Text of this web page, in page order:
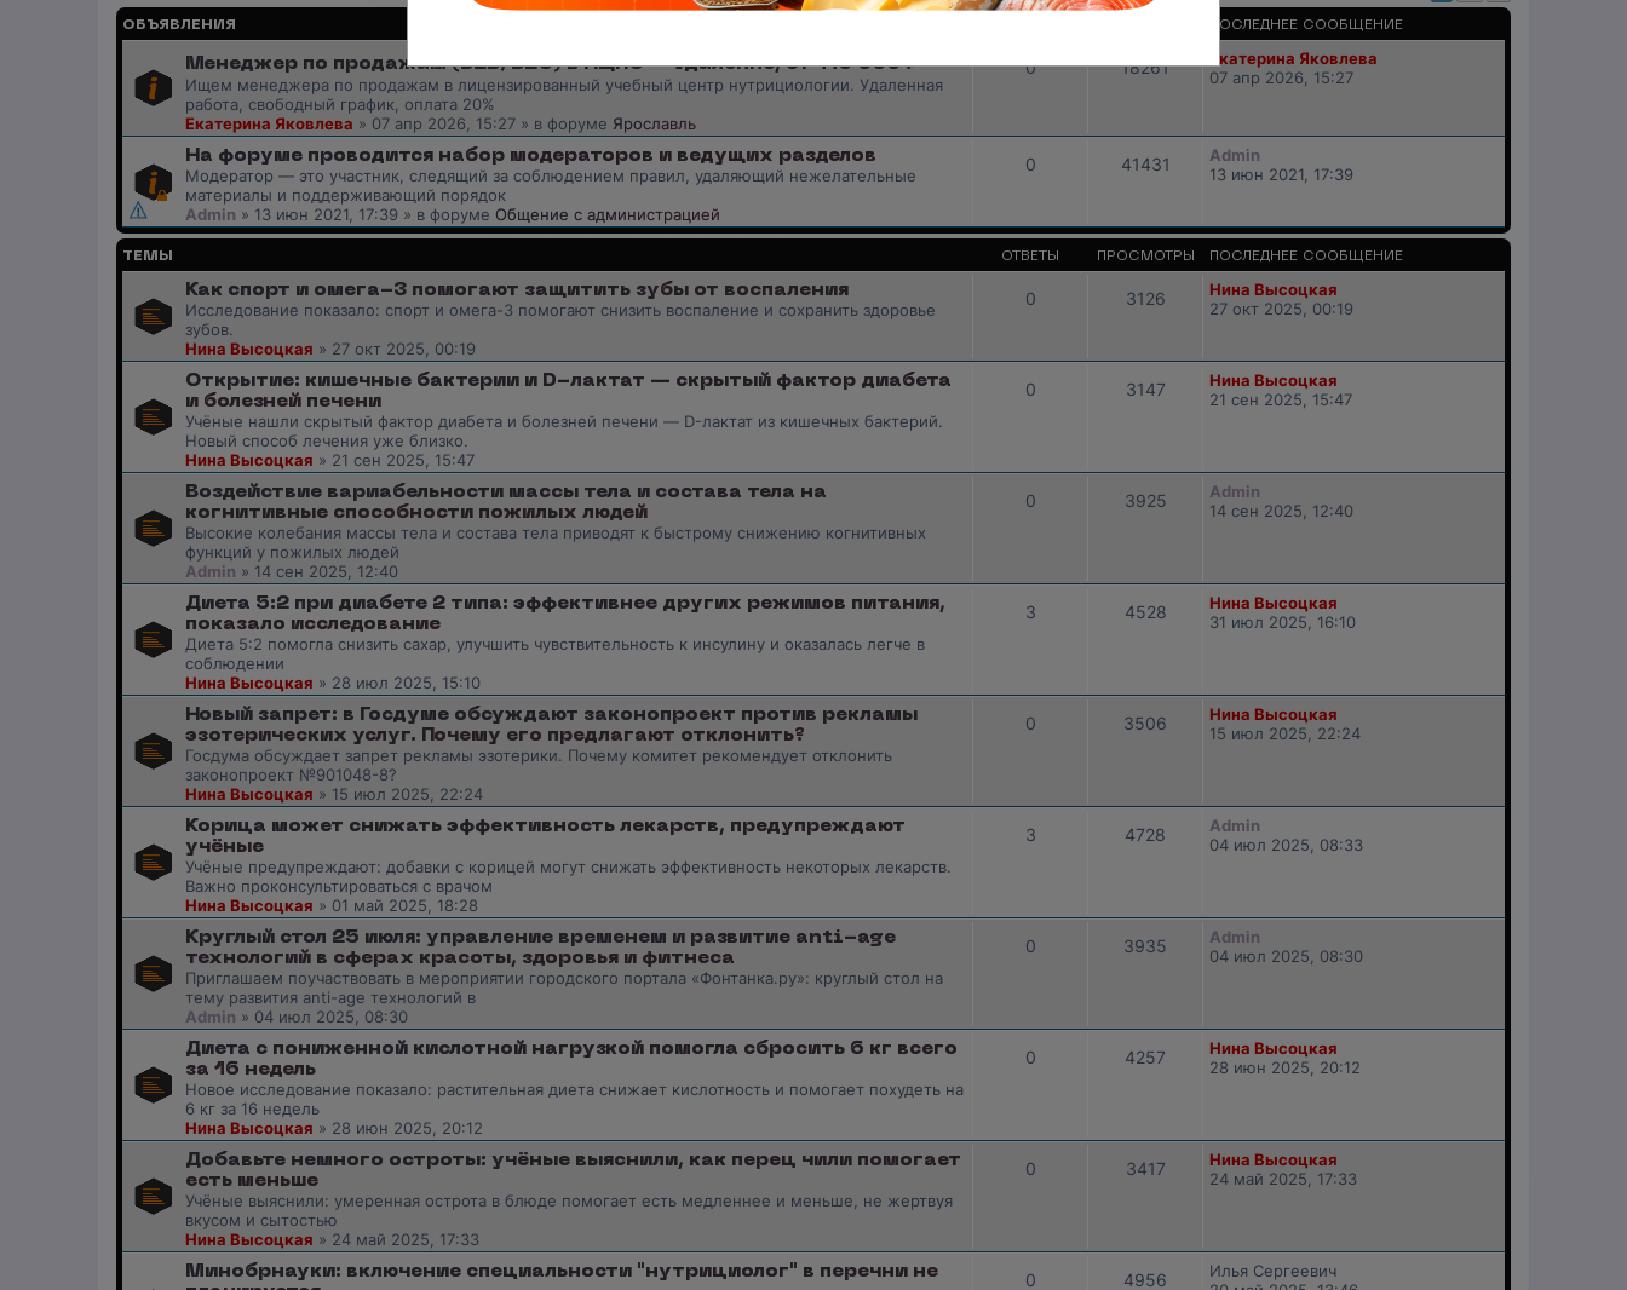
ОБЪЯВЛЕНИЯ ПОСЛЕДНЕЕ СООБЩЕНИЕ
Менеджер по продажам (B2B/B2C) в НЦПС — Удаленно, от 110 000 ₽
Ищем менеджера по продажам в лицензированный учебный центр нутрициологии. Удаленная
работа, свободный график, оплата 20%
Екатерина Яковлева » 07 апр 2026, 15:27 » в форуме Ярославль
0 18261
Екатерина Яковлева
07 апр 2026, 15:27
На форуме проводится набор модераторов и ведущих разделов
Модератор — это участник, следящий за соблюдением правил, удаляющий нежелательные
материалы и поддерживающий порядок
Admin » 13 июн 2021, 17:39 » в форуме Общение с администрацией
0 41431
Admin
13 июн 2021, 17:39
ТЕМЫ ОТВЕТЫ ПРОСМОТРЫ ПОСЛЕДНЕЕ СООБЩЕНИЕ
Как спорт и омега-3 помогают защитить зубы от воспаления
Исследование показало: спорт и омега-3 помогают снизить воспаление и сохранить здоровье
зубов.
Нина Высоцкая » 27 окт 2025, 00:19
0 3126
Нина Высоцкая
27 окт 2025, 00:19
Открытие: кишечные бактерии и D-лактат — скрытый фактор диабета
и болезней печени
Учёные нашли скрытый фактор диабета и болезней печени — D-лактат из кишечных бактерий.
Новый способ лечения уже близко.
Нина Высоцкая » 21 сен 2025, 15:47
0 3147
Нина Высоцкая
21 сен 2025, 15:47
Воздействие вариабельности массы тела и состава тела на
когнитивные способности пожилых людей
Высокие колебания массы тела и состава тела приводят к быстрому снижению когнитивных
функций у пожилых людей
Admin » 14 сен 2025, 12:40
0 3925
Admin
14 сен 2025, 12:40
Диета 5:2 при диабете 2 типа: эффективнее других режимов питания,
показало исследование
Диета 5:2 помогла снизить сахар, улучшить чувствительность к инсулину и оказалась легче в
соблюдении
Нина Высоцкая » 28 июл 2025, 15:10
3 4528
Нина Высоцкая
31 июл 2025, 16:10
Новый запрет: в Госдуме обсуждают законопроект против рекламы
эзотерических услуг. Почему его предлагают отклонить?
Госдума обсуждает запрет рекламы эзотерики. Почему комитет рекомендует отклонить
законопроект №901048-8?
Нина Высоцкая » 15 июл 2025, 22:24
0 3506
Нина Высоцкая
15 июл 2025, 22:24
Корица может снижать эффективность лекарств, предупреждают
учёные
Учёные предупреждают: добавки с корицей могут снижать эффективность некоторых лекарств.
Важно проконсультироваться с врачом
Нина Высоцкая » 01 май 2025, 18:28
3 4728
Admin
04 июл 2025, 08:33
Круглый стол 25 июля: управление временем и развитие anti-age
технологий в сферах красоты, здоровья и фитнеса
Приглашаем поучаствовать в мероприятии городского портала «Фонтанка.ру»: круглый стол на
тему развития anti-age технологий в
Admin » 04 июл 2025, 08:30
0 3935
Admin
04 июл 2025, 08:30
Диета с пониженной кислотной нагрузкой помогла сбросить 6 кг всего
за 16 недель
Новое исследование показало: растительная диета снижает кислотность и помогает похудеть на
6 кг за 16 недель
Нина Высоцкая » 28 июн 2025, 20:12
0 4257
Нина Высоцкая
28 июн 2025, 20:12
Добавьте немного остроты: учёные выяснили, как перец чили помогает
есть меньше
Учёные выяснили: умеренная острота в блюде помогает есть медленнее и меньше, не жертвуя
вкусом и сытостью
Нина Высоцкая » 24 май 2025, 17:33
0 3417
Нина Высоцкая
24 май 2025, 17:33
Минобрнауки: включение специальности "нутрициолог" в перечни не
0 4956
Илья Сергеевич